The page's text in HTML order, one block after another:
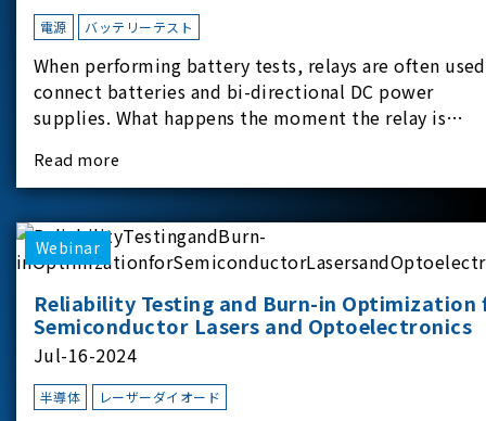
電源 バッテリーテスト
When performing battery tests, relays are often
connect batteries and bi-directional DC power
supplies. What happens the moment the relay is
experimental equipment for this study.provides an
applicati
Read more
Webinar
Reliability Testing and Burn-in Optimization
Semiconductor Lasers and Optoelectronics
Jul-16-2024
半導体 レーザーダイオード